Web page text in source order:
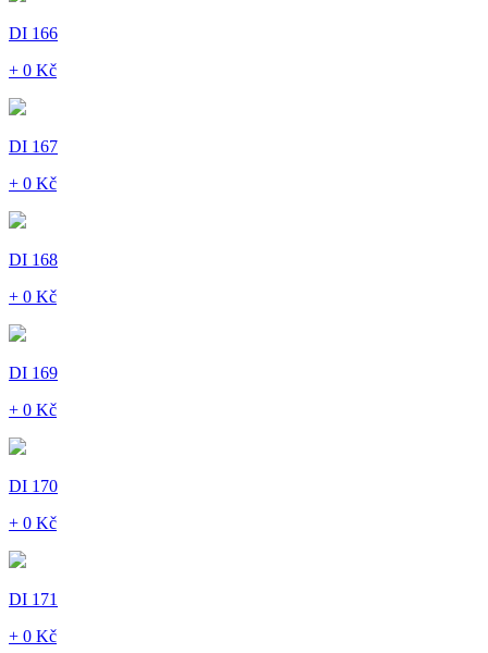
DI 166
+ 0 Kč
DI 167
+ 0 Kč
DI 168
+ 0 Kč
DI 169
+ 0 Kč
DI 170
+ 0 Kč
DI 171
+ 0 Kč